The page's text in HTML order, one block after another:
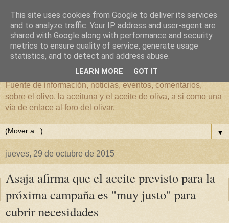
El mundo del Olivar
Fuente de información, noticias, eventos, comentarios,
sobre el olivo, la aceituna y el aceite de oliva, a si como una
vía de enlace al foro del olivar.
▼
jueves, 29 de octubre de 2015
Asaja afirma que el aceite previsto para la
próxima campaña es "muy justo" para
cubrir necesidades
This site uses cookies from Google to deliver its services
and to analyze traffic. Your IP address and user-agent are
shared with Google along with performance and security
metrics to ensure quality of service, generate usage
statistics, and to detect and address abuse.
LEARN MORE GOT IT